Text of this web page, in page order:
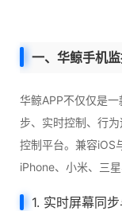
一、华鲸手机
华鲸APP不仅仅是
步、实时控制、行
控制平台。兼容iOS
iPhone、小米、三
1. 实时屏幕同